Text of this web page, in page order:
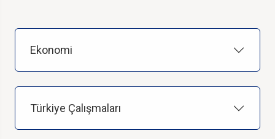
Ekonomi
Türkiye Çalışmaları